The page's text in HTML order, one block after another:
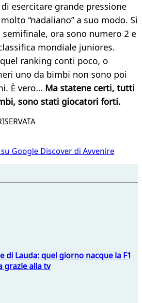
esercitare grande pressione
“nadaliano” a suo modo. Si
ora sono numero 2 e
mondiale juniores.
ranking conti poco, o
uno da bimbi non sono poi
È vero… Ma statene certi, tutti
sono stati giocatori forti.
Google Discover di Avvenire
di Lauda: quel giorno nacque la F1
grazie alla tv